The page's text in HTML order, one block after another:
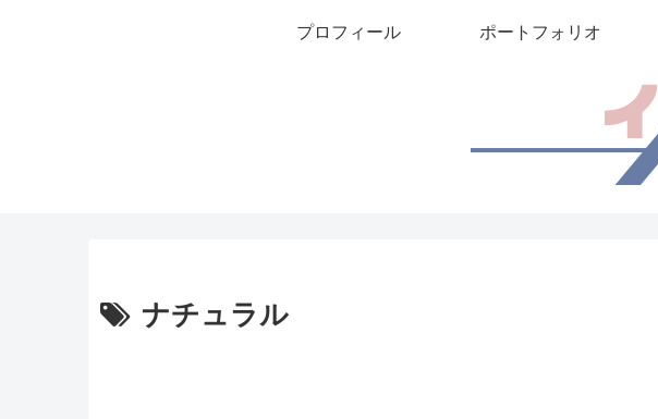
プロフィール ポートフォリオ
ナチュラル